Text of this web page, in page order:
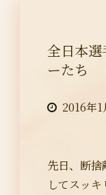
全日本選
ーたち
2016年1
先日、断
してスッ